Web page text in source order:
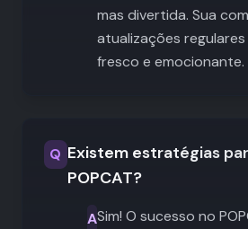
mas divertida. Sua
atualizações
fresco e emocionante.
Q Existem estratégias
POPCAT?
ASim! O sucesso no